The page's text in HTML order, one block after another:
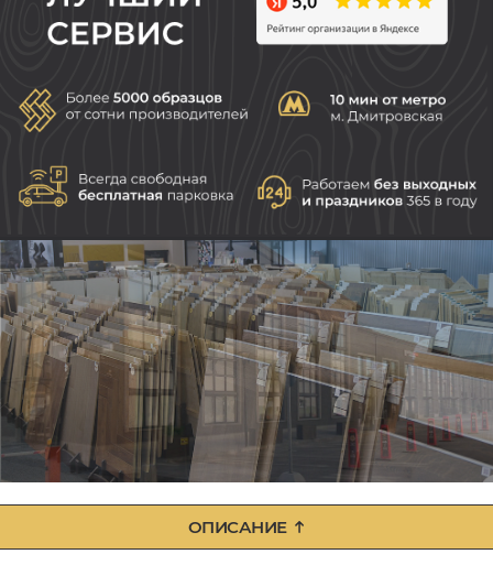
ОПИСАНИЕ